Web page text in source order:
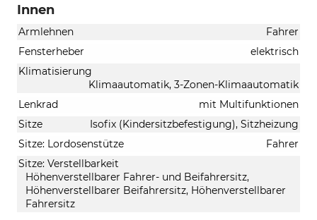
Innen
Armlehnen
Fahrer
Fensterheber
elektrisch
Klimatisierung
Klimaautomatik, 3-Zonen-Klimaautomatik
Lenkrad
mit Multifunktionen
Sitze
Isofix (Kindersitzbefestigung), Sitzheizung
Sitze: Lordosenstütze
Fahrer
Sitze: Verstellbarkeit
Höhenverstellbarer Fahrer- und Beifahrersitz,
Höhenverstellbarer Beifahrersitz, Höhenverstellbarer
Fahrersitz